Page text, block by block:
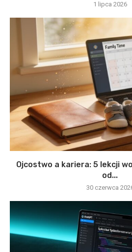
1 lipca 2026
Ojcostwo a kariera: 5 lekcji
od...
30 czerwca